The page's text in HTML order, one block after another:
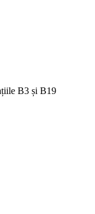
B3 și B19